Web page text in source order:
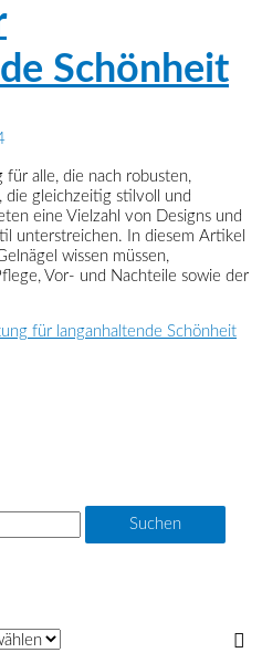
Schönheit
für alle, die nach robusten,
die gleichzeitig stilvoll und
eine Vielzahl von Designs und
unterstreichen. In diesem Artikel
wissen müssen,
Vor- und Nachteile sowie der
für langanhaltende Schönheit